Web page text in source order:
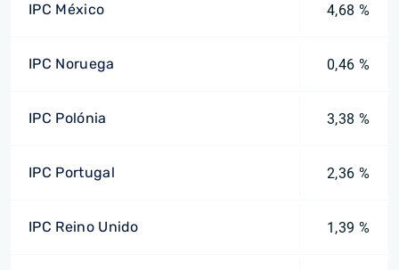
IPC México 4,68 %
IPC Noruega 0,46 %
IPC Polónia 3,38 %
IPC Portugal 2,36 %
IPC Reino Unido 1,39 %